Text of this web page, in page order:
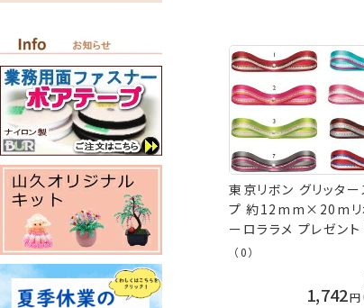
東京リボン グリッター
プ 約12mm×20mリ
ーロララメ プレゼン
山久
（0）
1,742